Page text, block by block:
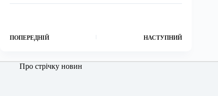
ПОПЕРЕДНІЙ НАСТУПНИЙ
Про стрічку новин